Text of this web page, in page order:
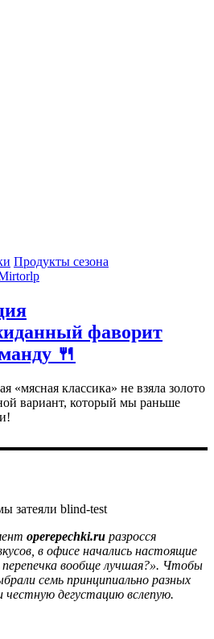
Продукты сезона
фаворит
🍴
«мясная классика» не взяла золото
вариант, который мы раньше
затеяли blind‑test
operepechki.ru разросся
в офисе начались настоящие
вообще лучшая?». Чтобы
семь принципиально разных
честную дегустацию вслепую.